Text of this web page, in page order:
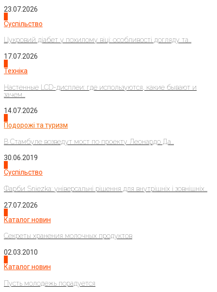
23.07.2026
Суспільство
Цукровий діабет у похилому віці: особливості догляду та...
17.07.2026
Техніка
Настенные LCD-дисплеи: где используются, какие бывают и
зачем...
14.07.2026
Подорожі та туризм
В Стамбуле возведут мост по проекту Леонардо Да...
30.06.2019
Суспільство
Фарби Sniezka: універсальні рішення для внутрішніх і зовнішніх...
27.07.2026
Каталог новин
Секреты хранения молочных продуктов
02.03.2010
Каталог новин
Пусть молодежь порадуется